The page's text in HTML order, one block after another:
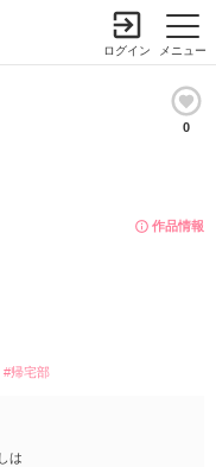
メニュー
ログイン
0
作品情報
#帰宅部
は